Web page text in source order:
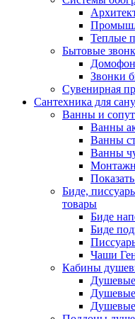
Теплые
Бытовые
Звонки
Сувенирная
Сантехника для
Ванны и
Ванны
Ванны
Ванны
Биде,
товары
Биде
Биде
Чаши
Кабины